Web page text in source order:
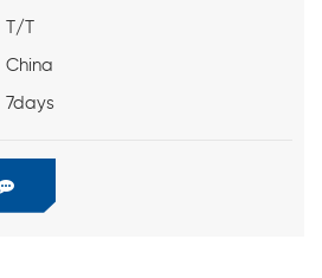
T/T
China
7days